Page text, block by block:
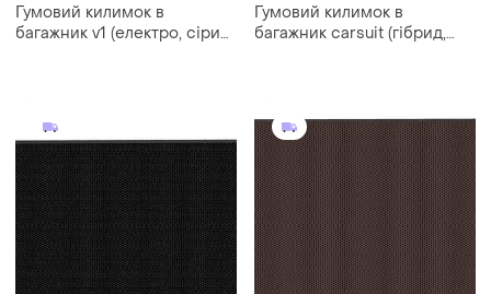
Гумовий килимок в
багажник v1 (електро, сірий)
Гумовий килимок в
багажник carsuit (гібрид,